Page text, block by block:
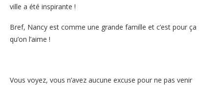
ville a été inspirante !
Bref, Nancy est comme une grande famille et c’est pour ça
qu’on l’aime !
Vous voyez, vous n’avez aucune excuse pour ne pas venir